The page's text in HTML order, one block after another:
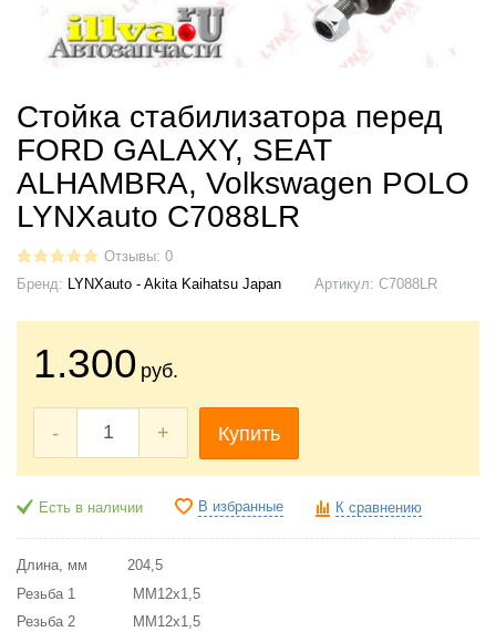
Стойка стабилизатора перед
FORD GALAXY, SEAT
ALHAMBRA, Volkswagen POLO
LYNXauto C7088LR
Отзывы: 0
Бренд: LYNXauto - Akita Kaihatsu Japan Артикул: C7088LR
1.300 руб.
- + Купить
Есть в наличии В избранные К сравнению
Длина, мм 204,5
Резьба 1 MM12x1,5
Резьба 2 MM12x1,5